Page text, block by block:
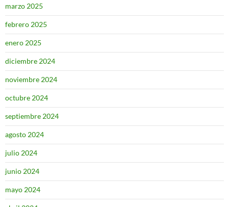
marzo 2025
febrero 2025
enero 2025
diciembre 2024
noviembre 2024
octubre 2024
septiembre 2024
agosto 2024
julio 2024
junio 2024
mayo 2024